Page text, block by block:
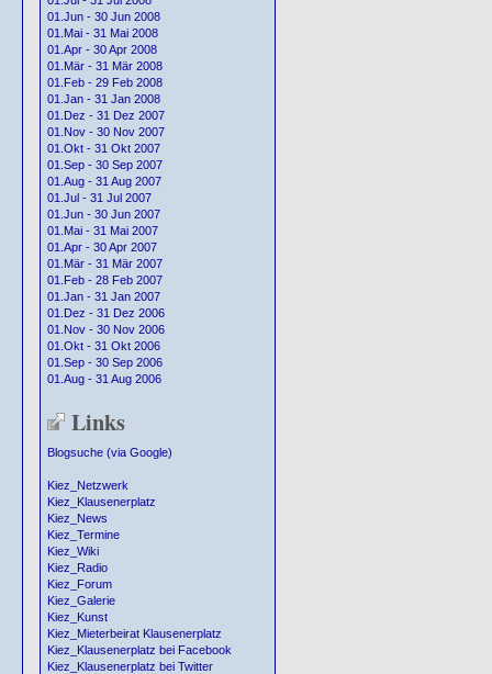
01.Jun - 30 Jun 2008
01.Mai - 31 Mai 2008
01.Apr - 30 Apr 2008
01.Mär - 31 Mär 2008
01.Feb - 29 Feb 2008
01.Jan - 31 Jan 2008
01.Dez - 31 Dez 2007
01.Nov - 30 Nov 2007
01.Okt - 31 Okt 2007
01.Sep - 30 Sep 2007
01.Aug - 31 Aug 2007
01.Jul - 31 Jul 2007
01.Jun - 30 Jun 2007
01.Mai - 31 Mai 2007
01.Apr - 30 Apr 2007
01.Mär - 31 Mär 2007
01.Feb - 28 Feb 2007
01.Jan - 31 Jan 2007
01.Dez - 31 Dez 2006
01.Nov - 30 Nov 2006
01.Okt - 31 Okt 2006
01.Sep - 30 Sep 2006
01.Aug - 31 Aug 2006
Links
Blogsuche (via Google)
Kiez_Netzwerk
Kiez_Klausenerplatz
Kiez_News
Kiez_Termine
Kiez_Wiki
Kiez_Radio
Kiez_Forum
Kiez_Galerie
Kiez_Kunst
Kiez_Mieterbeirat Klausenerplatz
Kiez_Klausenerplatz bei Facebook
Kiez_Klausenerplatz bei Twitter